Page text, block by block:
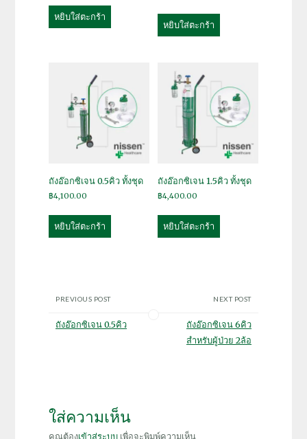
หยิบใส่ตะกร้า
หยิบใส่ตะกร้า
ถังอ๊อกซิเจน 0.5คิว ทั้งชุด
฿4,100.00
หยิบใส่ตะกร้า
ถังอ๊อกซิเจน 1.5คิว ทั้งชุด
฿4,400.00
หยิบใส่ตะกร้า
PREVIOUS POST
ถังอ๊อกซิเจน 0.5คิว
NEXT POST
ถังอ๊อกซิเจน 6คิว
สำหรับผู้ป่วย 2ล้อ
ใส่ความเห็น
คุณต้องเข้าสู่ระบบเพื่อจะพิมพ์ความเห็น